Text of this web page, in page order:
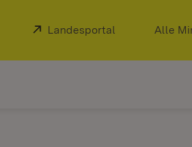
Extern:
Landesportal (Öffnet in
Alle